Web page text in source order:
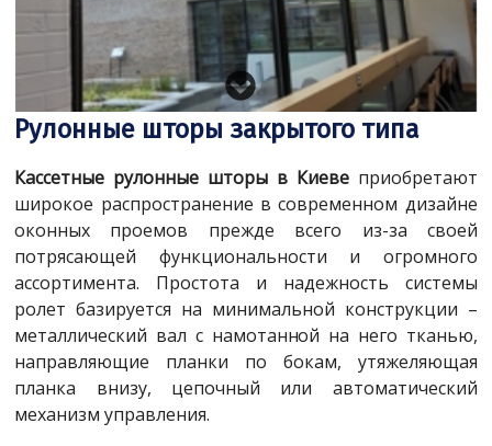
Рулонные шторы закрытого типа
Кассетные рулонные шторы в Киевеприобретают
широкое распространение в современном дизайне
оконных проемов прежде всего из-за своей
потрясающей функциональности и огромного
ассортимента. Простота и надежность системы
ролет базируется на минимальной конструкции –
металлический вал с намотанной на него тканью,
направляющие планки по бокам, утяжеляющая
планка внизу, цепочный или автоматический
механизм управления.